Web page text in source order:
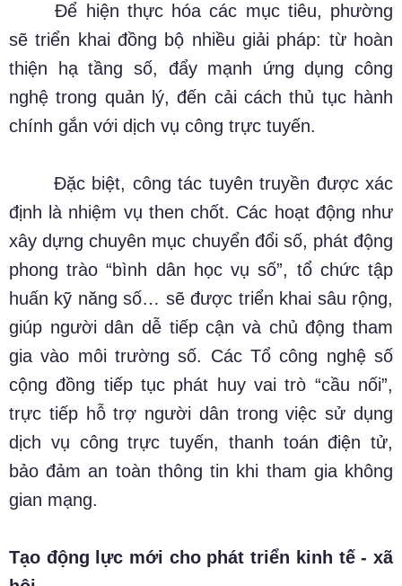
Để hiện thực hóa các mục tiêu, phường
sẽ triển khai đồng bộ nhiều giải pháp: từ hoàn
thiện hạ tầng số, đẩy mạnh ứng dụng công
nghệ trong quản lý, đến cải cách thủ tục hành
chính gắn với dịch vụ công trực tuyến.
Đặc biệt, công tác tuyên truyền được xác
định là nhiệm vụ then chốt. Các hoạt động như
xây dựng chuyên mục chuyển đổi số, phát động
phong trào “bình dân học vụ số”, tổ chức tập
huấn kỹ năng số… sẽ được triển khai sâu rộng,
giúp người dân dễ tiếp cận và chủ động tham
gia vào môi trường số. Các Tổ công nghệ số
cộng đồng tiếp tục phát huy vai trò “cầu nối”,
trực tiếp hỗ trợ người dân trong việc sử dụng
dịch vụ công trực tuyến, thanh toán điện tử,
bảo đảm an toàn thông tin khi tham gia không
gian mạng.
Tạo động lực mới cho phát triển kinh tế - xã